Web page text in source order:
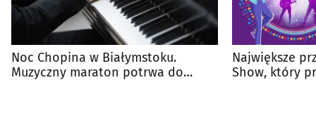
Noc Chopina w Białymstoku.
Muzyczny maraton potrwa do
Największe
Show, który